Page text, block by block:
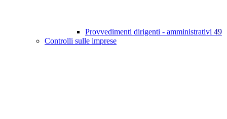
Provvedimenti dirigenti - amministrativi 49
Controlli sulle imprese